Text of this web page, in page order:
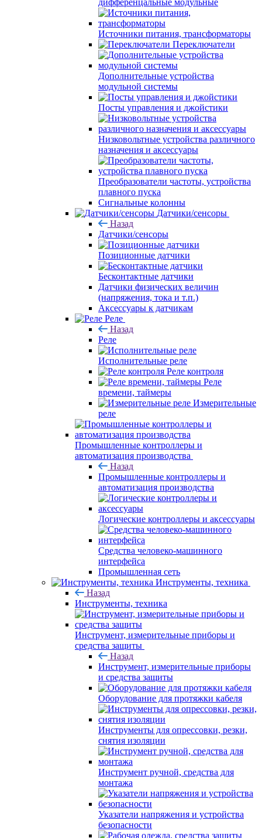
дифференцальные модульные
Источники питания, трансформаторы
Переключатели
Дополнительные устройства
модульной системы
Посты управления и джойстики
Низковольтные устройства различного
назначения и аксессуары
Преобразователи частоты, устройства
плавного пуска
Сигнальные колонны
Датчики/сенсоры
Назад
Датчики/сенсоры
Позиционные датчики
Бесконтактные датчики
Датчики физических величин
(напряжения, тока и т.п.)
Аксессуары к датчикам
Реле
Назад
Реле
Исполнительные реле
Реле контроля
Реле
времени, таймеры
Измерительные
реле
Промышленные контроллеры и
автоматизация производства
Назад
Промышленные контроллеры и
автоматизация производства
Логические контроллеры и аксессуары
Средства человеко-машинного
интерфейса
Промышленная сеть
Инструменты, техника
Назад
Инструменты, техника
Инструмент, измерительные приборы и
средства защиты
Назад
Инструмент, измерительные приборы
и средства защиты
Оборудование для протяжки кабеля
Инструменты для опрессовки, резки,
снятия изоляции
Инструмент ручной, средства для
монтажа
Указатели напряжения и устройства
безопасности